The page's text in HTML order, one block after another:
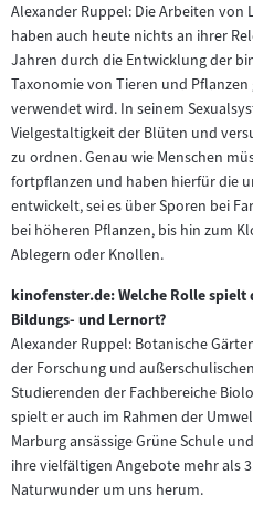
Alexander Ruppel: Die Arbeiten von
haben auch heute nichts an ihrer
Jahren durch die Entwicklung der
Taxonomie von Tieren und
verwendet wird. In seinem
Vielgestaltigkeit der Blüten und
zu ordnen. Genau wie Menschen
fortpflanzen und haben hierfür die
entwickelt, sei es über Sporen bei
bei höheren Pflanzen, bis hin zum
Ablegern oder Knollen.
kinofenster.de: Welche Rolle spielt
Bildungs- und Lernort?
Alexander Ruppel: Botanische
der Forschung und
Studierenden der Fachbereiche
spielt er auch im Rahmen der
Marburg ansässige Grüne Schule
ihre vielfältigen Angebote mehr als
Naturwunder um uns herum.